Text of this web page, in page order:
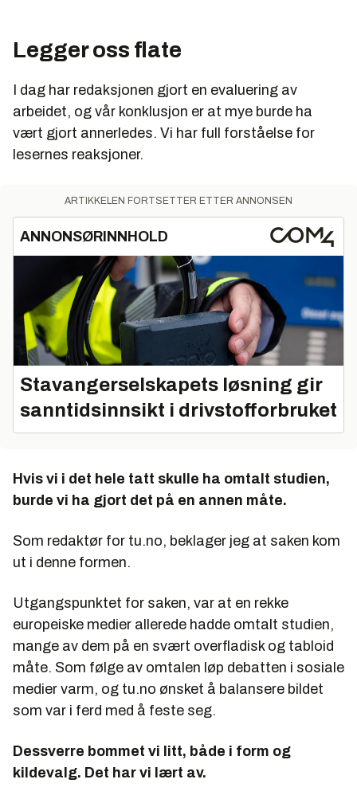
Legger oss flate
I dag har redaksjonen gjort en evaluering av
arbeidet, og vår konklusjon er at mye burde ha
vært gjort annerledes. Vi har full forståelse for
lesernes reaksjoner.
ARTIKKELEN FORTSETTER ETTER ANNONSEN
ANNONSØRINNHOLD
Stavangerselskapets løsning gir
sanntidsinnsikt i drivstofforbruket
Hvis vi i det hele tatt skulle ha omtalt studien,
burde vi ha gjort det på en annen måte.
Som redaktør for tu.no, beklager jeg at saken kom
ut i denne formen.
Utgangspunktet for saken, var at en rekke
europeiske medier allerede hadde omtalt studien,
mange av dem på en svært overfladisk og tabloid
måte. Som følge av omtalen løp debatten i sosiale
medier varm, og tu.no ønsket å balansere bildet
som var i ferd med å feste seg.
Dessverre bommet vi litt, både i form og
kildevalg. Det har vi lært av.